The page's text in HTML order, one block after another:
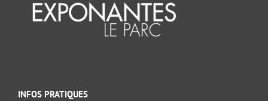
INFOS PRATIQUES